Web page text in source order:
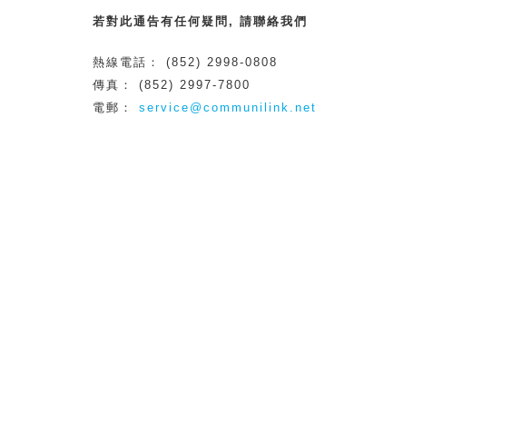
若對此通告有任何疑問, 請聯絡我們
熱線電話： (852) 2998-0808
傳真： (852) 2997-7800
電郵： service@communilink.net